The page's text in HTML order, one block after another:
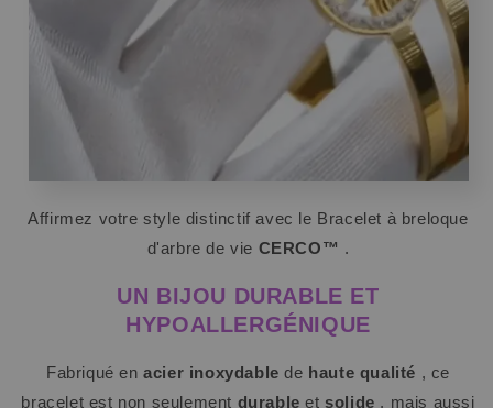
Affirmez votre style distinctif avec le Bracelet à breloque
d'arbre de vie CERCO™ .
UN BIJOU DURABLE ET
HYPOALLERGÉNIQUE
Fabriqué enacier inoxydable de haute qualité , ce
bracelet est non seulement durable et solide , mais aussi